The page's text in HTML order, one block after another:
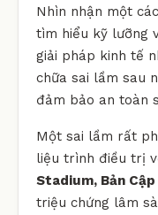
Nhìn nhận một
tìm hiểu kỹ lưỡng
giải pháp kinh tế
chữa sai lầm sau
đảm bảo an toàn
Một sai lầm rất
liệu trình điều trị
Stadium, Bản
triệu chứng lâm